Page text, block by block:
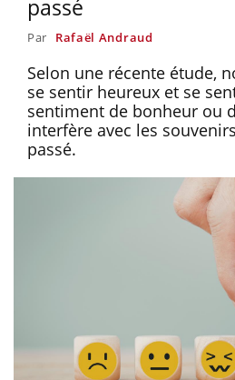
passé
Par Rafaël Andraud
Selon une récente étude,
se sentir heureux et se
sentiment de bonheur ou
interfère avec les
passé.